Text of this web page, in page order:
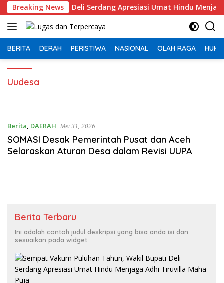
Langsung
ke
konten
Breaking News
Wakil Bupati Deli Serdang Apresiasi Umat Hindu Menjaga
BERITA DERAH PERISTIWA NASIONAL OLAH RAGA
Uudesa
Berita, DAERAH Mei 31, 2026
SOMASI Desak Pemerintah Pusat dan Aceh
Selaraskan Aturan Desa dalam Revisi UUPA
Berita Terbaru
Ini adalah contoh judul deskripsi yang bisa anda isi dan
sesuaikan pada widget